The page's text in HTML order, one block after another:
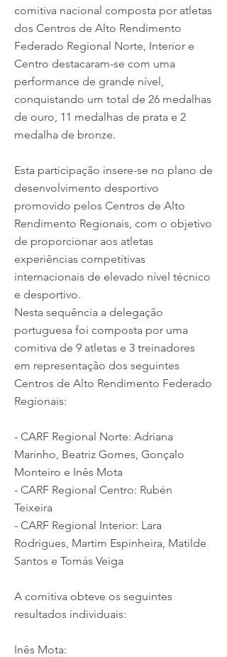
comitiva nacional composta por atletas
dos Centros de Alto Rendimento
Federado Regional Norte, Interior e
Centro destacaram-se com uma
performance de grande nível,
conquistando um total de 26 medalhas
de ouro, 11 medalhas de prata e 2
medalha de bronze.
Esta participação insere-se no plano de
desenvolvimento desportivo
promovido pelos Centros de Alto
Rendimento Regionais, com o objetivo
de proporcionar aos atletas
experiências competitivas
internacionais de elevado nível técnico
e desportivo.
Nesta sequência a delegação
portuguesa foi composta por uma
comitiva de 9 atletas e 3 treinadores
em representação dos seguintes
Centros de Alto Rendimento Federado
Regionais:
- CARF Regional Norte: Adriana
Marinho, Beatriz Gomes, Gonçalo
Monteiro e Inês Mota
- CARF Regional Centro: Rubén
Teixeira
- CARF Regional Interior: Lara
Rodrigues, Martim Espinheira, Matilde
Santos e Tomás Veiga
A comitiva obteve os seguintes
resultados individuais:
Inês Mota: